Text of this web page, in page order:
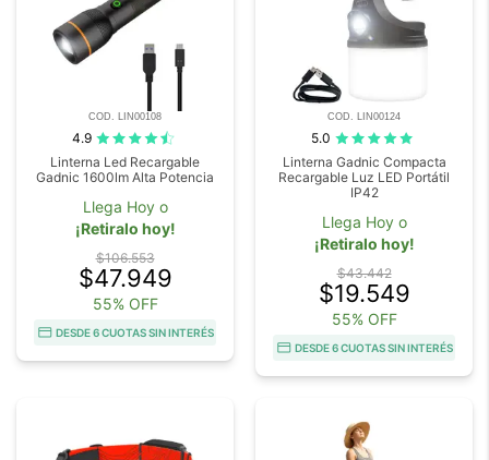
COD. LIN00108
4.9
Linterna Led Recargable
Gadnic 1600lm Alta Potencia
Llega Hoy o
¡Retiralo hoy!
$106.553
$47.949
55% OFF
DESDE 6 CUOTAS SIN INTERÉS
COD. LIN00124
5.0
Linterna Gadnic Compacta
Recargable Luz LED Portátil
IP42
Llega Hoy o
¡Retiralo hoy!
$43.442
$19.549
55% OFF
DESDE 6 CUOTAS SIN INTERÉS